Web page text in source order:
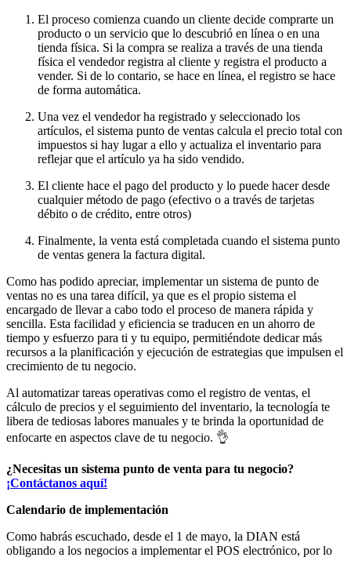
El proceso comienza cuando un cliente decide comprarte un
producto o un servicio que lo descubrió en línea o en una
tienda física. Si la compra se realiza a través de una tienda
física el vendedor registra al cliente y registra el producto a
vender. Si de lo contario, se hace en línea, el registro se hace
de forma automática.
Una vez el vendedor ha registrado y seleccionado los
artículos, el sistema punto de ventas calcula el precio total con
impuestos si hay lugar a ello y actualiza el inventario para
reflejar que el artículo ya ha sido vendido.
El cliente hace el pago del producto y lo puede hacer desde
cualquier método de pago (efectivo o a través de tarjetas
débito o de crédito, entre otros)
Finalmente, la venta está completada cuando el sistema punto
de ventas genera la factura digital.
Como has podido apreciar, implementar un sistema de punto de
ventas no es una tarea difícil, ya que es el propio sistema el
encargado de llevar a cabo todo el proceso de manera rápida y
sencilla. Esta facilidad y eficiencia se traducen en un ahorro de
tiempo y esfuerzo para ti y tu equipo, permitiéndote dedicar más
recursos a la planificación y ejecución de estrategias que impulsen el
crecimiento de tu negocio.
Al automatizar tareas operativas como el registro de ventas, el
cálculo de precios y el seguimiento del inventario, la tecnología te
libera de tediosas labores manuales y te brinda la oportunidad de
enfocarte en aspectos clave de tu negocio. 👌
¿Necesitas un sistema punto de venta para tu negocio?
¡Contáctanos aquí!
Calendario de implementación
Como habrás escuchado, desde el 1 de mayo, la DIAN está
obligando a los negocios a implementar el POS electrónico, por lo